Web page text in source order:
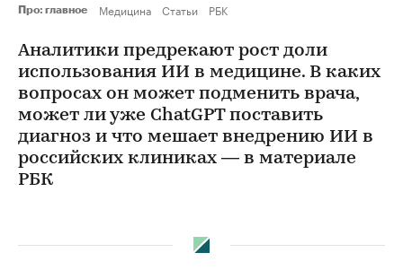
Про: главное Медицина Статьи РБК
Аналитики предрекают рост доли
использования ИИ в медицине. В каких
вопросах он может подменить врача,
может ли уже Chat­GPT поставить
диагноз и что мешает внедрению ИИ в
российских клиниках — в материале
РБК